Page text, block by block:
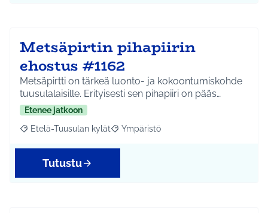
Metsäpirtin pihapiirin
ehostus #1162
Metsäpirtti on tärkeä luonto- ja kokoontumiskohde
tuusulalaisille. Erityisesti sen pihapiiri on pääs…
Etenee jatkoon
Rajaa tulokset aihepiirin mukaan: Etelä-Tuusulan kylät
Etelä-Tuusulan kylät Rajaa tulokset teeman mukaan:
Ympäristö
Tutustu